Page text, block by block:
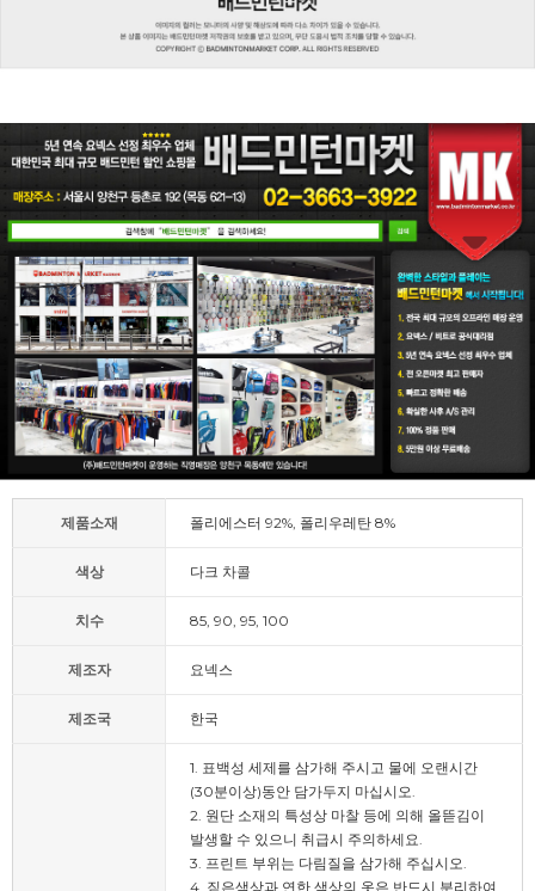
제품소재 폴리에스터 92%, 폴리우레탄 8%
색상 다크 차콜
치수 85, 90, 95, 100
제조자 요넥스
제조국 한국
1. 표백성 세제를 삼가해 주시고 물에 오랜시간
(30분이상)동안 담가두지 마십시오.
2. 원단 소재의 특성상 마찰 등에 의해 올뜯김이
발생할 수 있으니 취급시 주의하세요.
3. 프린트 부위는 다림질을 삼가해 주십시오.
4. 짙은색상과 연한 색상의 옷은 반드시 분리하여